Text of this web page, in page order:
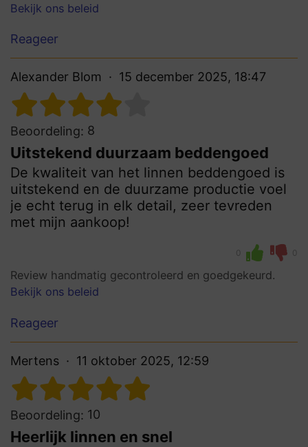
Bekijk ons beleid
Reageer
Alexander Blom 15 december 2025, 18:47
Beoordeling: 8
Uitstekend duurzaam beddengoed
De kwaliteit van het linnen beddengoed is
uitstekend en de duurzame productie voel
je echt terug in elk detail, zeer tevreden
met mijn aankoop!
0 0
Review handmatig gecontroleerd en goedgekeurd.
Bekijk ons beleid
Reageer
Mertens 11 oktober 2025, 12:59
Beoordeling: 10
Heerlijk linnen en snel